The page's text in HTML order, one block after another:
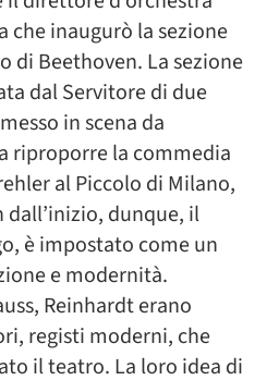
che inaugurò la sezione
di Beethoven. La sezione
dal Servitore di due
in scena da
riproporre la commedia
al Piccolo di Milano,
dall’inizio, dunque, il
è impostato come un
e modernità.
Reinhardt erano
registi moderni, che
il teatro. La loro idea di